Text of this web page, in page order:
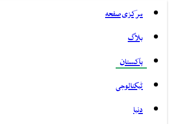
مرکزی صفحہ
بلاگ
پاکستان
ٹیکنالوجی
دنیا